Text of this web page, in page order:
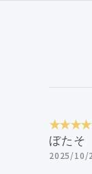
ぼたそ
2025/10/